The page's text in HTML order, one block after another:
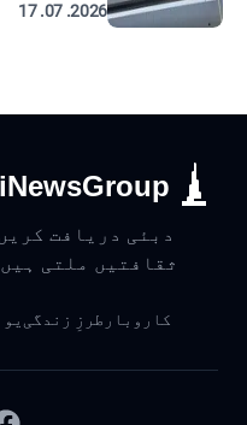
2026. 07. 17
دبئی دریافت
ثقافتیں ملتی
کاروبار طرزِ زندگی